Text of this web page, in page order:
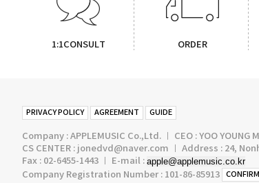
1:1CONSULT ORDER
PRIVACY POLICY AGREEMENT GUIDE
Company : APPLEMUSIC Co.,Ltd. ㅣ CEO : YOO
CS CENTER : jonedvd@naver.com ㅣ Address : 24,
Fax : 02-6455-1443 ㅣ E-mail : apple@applemusic.co.kr
Company Registration Number : 101-86-85913 CONFIRM